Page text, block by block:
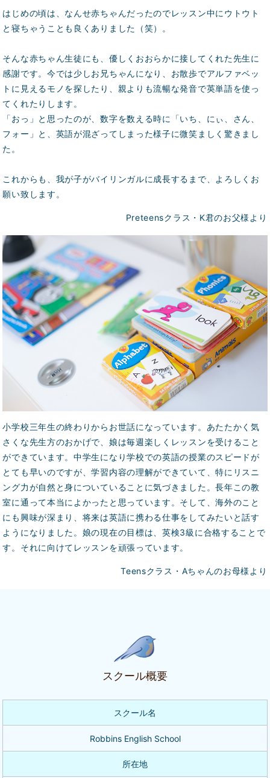
はじめの頃は、なんせ赤ちゃんだったのでレッスン中にウトウト
と寝ちゃうことも良くありました（笑）。
そんな赤ちゃん生徒にも、優しくおおらかに接してくれた先生に
感謝です。今では少しお兄ちゃんになり、お散歩でアルファベッ
トに見えるモノを探したり、親よりも流暢な発音で英単語を使っ
てくれたりします。
「おっ」と思ったのが、数字を数える時に「いち、にぃ、さん、
フォー」と、英語が混ざってしまった様子に微笑ましく驚きまし
た。
これからも、我が子がバイリンガルに成長するまで、よろしくお
願い致します。
Preteensクラス・K君のお父様より
小学校三年生の終わりからお世話になっています。あたたかく気
さくな先生方のおかげで、娘は毎週楽しくレッスンを受けること
ができています。中学生になり学校での英語の授業のスピードが
とても早いのですが、学習内容の理解ができていて、特にリスニ
ング力が自然と身についていることに気づきました。長年この教
室に通って本当によかったと思っています。そして、海外のこと
にも興味が深まり、将来は英語に携わる仕事をしてみたいと話す
ようになりました。娘の現在の目標は、英検3級に合格することで
す。それに向けてレッスンを頑張っています。
Teensクラス・Aちゃんのお母様より
スクール概要
スクール名
Robbins English School
所在地